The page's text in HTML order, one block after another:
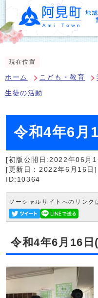
現在位置
ホーム こども・教育
生徒の活動
令和4年6月
[初版公開日:2022年06月
[更新日：2022年6月16日]
ID:10364
ソーシャルサイトへのリンク
令和4年6月16日